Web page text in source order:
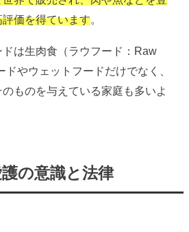
価を得ています。
は生肉食（ラウフード：Raw
やウェットフードだけでなく、
ものを与えている家庭も多いよ
の意識と法律